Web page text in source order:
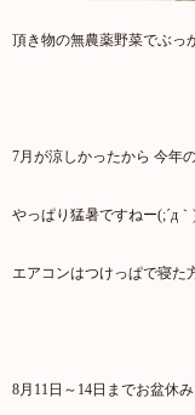
頂き物の無農薬野菜でぶっ
7月が涼しかったから 今年
やっぱり猛暑ですねー(;´д｀
エアコンはつけっぱで寝た
8月11日～14日までお盆休